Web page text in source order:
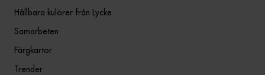
Hållbara kulörer från Lycke
Samarbeten
Färgkartor
Trender